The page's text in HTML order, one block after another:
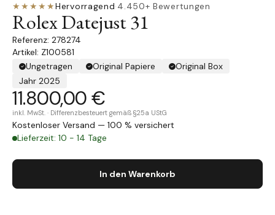
★★★★★Hervorragend·4.450+ Bewertungen
Rolex Datejust 31
278274
Artikel: Z100581
Ungetragen
Original Papiere
Original Box
Jahr 2025
11.800,00 €
inkl. MwSt. · Differenzbesteuert gemäß §25a UStG
Kostenloser Versand — 100 % versichert
Lieferzeit: 10 - 14 Tage
In den Warenkorb